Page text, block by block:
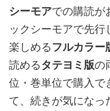
シーモアでの購読が
ックシーモアで先
楽しめるフルカラー
読めるタテヨミ版の
位・巻単位で購入で
て、続きが気になっ